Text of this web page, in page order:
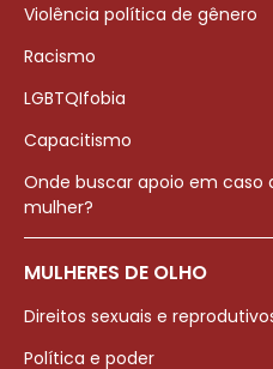
Violência política de gênero
Racismo
LGBTQIfobia
Capacitismo
Onde buscar apoio em caso
mulher?
MULHERES DE OLHO
Direitos sexuais e
Política e poder